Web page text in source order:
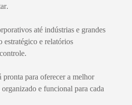
.
até indústrias e grandes
estratégico e relatórios
pronta para oferecer a melhor
e funcional para cada